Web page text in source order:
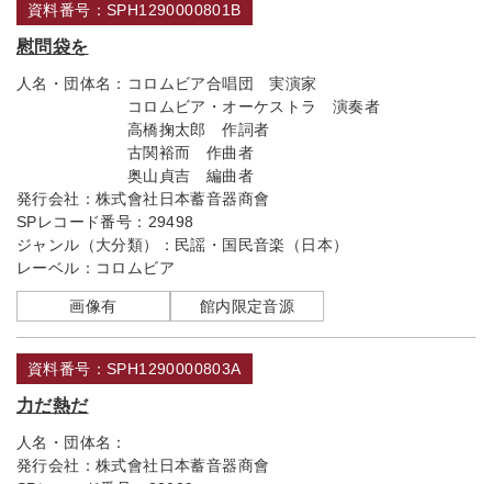
資料番号：SPH1290000801B
慰問袋を
人名・団体名： コロムビア合唱団 実演家
コロムビア・オーケストラ 演奏者
高橋掬太郎 作詞者
古関裕而 作曲者
奥山貞吉 編曲者
発行会社： 株式會社日本蓄音器商會
SPレコード番号： 29498
ジャンル（大分類）： 民謡・国民音楽（日本）
レーベル： コロムビア
画像有 館内限定音源
資料番号：SPH1290000803A
力だ熱だ
人名・団体名：
発行会社： 株式會社日本蓄音器商會